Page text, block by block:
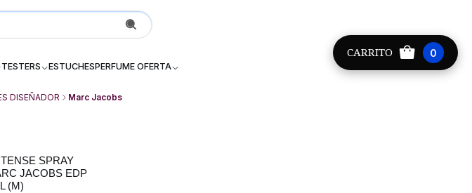
CARRITO 0
TESTERS ESTUCHESPERFUME OFERTA
Dos Providencia Santiago - Providencia +56 9 8881 9171
DISEÑADOR Marc Jacobs
SPRAY
JACOBS EDP
(M)